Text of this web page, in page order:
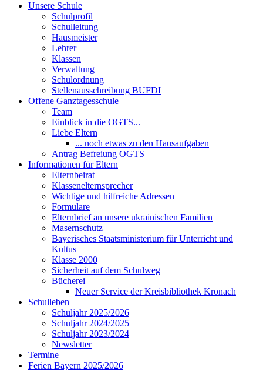
Unsere Schule
Schulprofil
Schulleitung
Hausmeister
Lehrer
Klassen
Verwaltung
Schulordnung
Stellenausschreibung BUFDI
Offene Ganztagesschule
Team
Einblick in die OGTS...
Liebe Eltern
... noch etwas zu den Hausaufgaben
Antrag Befreiung OGTS
Informationen für Eltern
Elternbeirat
Klassenelternsprecher
Wichtige und hilfreiche Adressen
Formulare
Elternbrief an unsere ukrainischen Familien
Masernschutz
Bayerisches Staatsministerium für Unterricht und
Kultus
Klasse 2000
Sicherheit auf dem Schulweg
Bücherei
Neuer Service der Kreisbibliothek Kronach
Schulleben
Schuljahr 2025/2026
Schuljahr 2024/2025
Schuljahr 2023/2024
Newsletter
Termine
Ferien Bayern 2025/2026